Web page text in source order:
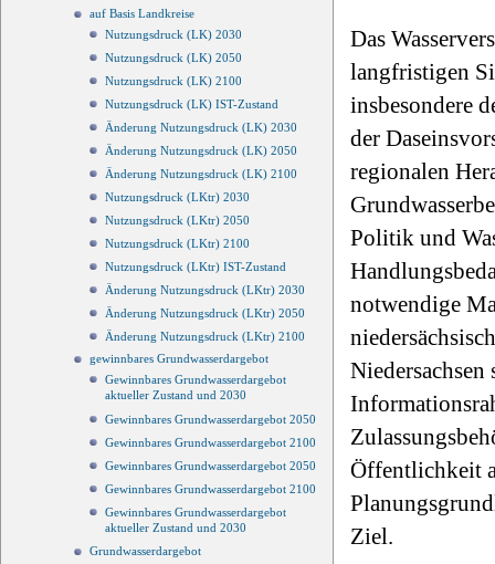
auf Basis Landkreise
Nutzungsdruck (LK) 2030
Nutzungsdruck (LK) 2050
Nutzungsdruck (LK) 2100
Nutzungsdruck (LK) IST-Zustand
Änderung Nutzungsdruck (LK) 2030
Änderung Nutzungsdruck (LK) 2050
Änderung Nutzungsdruck (LK) 2100
Nutzungsdruck (LKtr) 2030
Nutzungsdruck (LKtr) 2050
Nutzungsdruck (LKtr) 2100
Nutzungsdruck (LKtr) IST-Zustand
Änderung Nutzungsdruck (LKtr) 2030
Änderung Nutzungsdruck (LKtr) 2050
Änderung Nutzungsdruck (LKtr) 2100
gewinnbares Grundwasserdargebot
Gewinnbares Grundwasserdargebot
aktueller Zustand und 2030
Gewinnbares Grundwasserdargebot 2050
Gewinnbares Grundwasserdargebot 2100
Gewinnbares Grundwasserdargebot 2050
Gewinnbares Grundwasserdargebot 2100
Gewinnbares Grundwasserdargebot
aktueller Zustand und 2030
Grundwasserdargebot
Das
langfristigen
insbesondere
der
regionalen
Politik und
notwendige
Öffentlichkeit
Ziel.